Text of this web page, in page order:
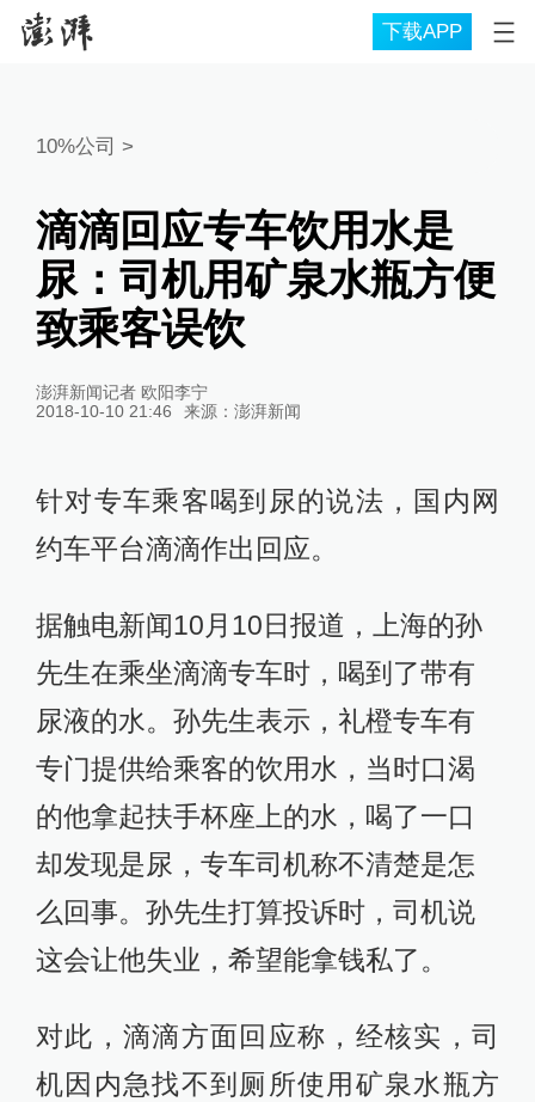
下载APP
10%公司 >
滴滴回应专车饮用水是
尿：司机用矿泉水瓶方便
致乘客误饮
澎湃新闻记者 欧阳李宁
2018-10-10 21:46
来源： 澎湃新闻
针对专车乘客喝到尿的说法，国内网
约车平台滴滴作出回应。
据触电新闻10月10日报道，上海的孙
先生在乘坐滴滴专车时，喝到了带有
尿液的水。孙先生表示，礼橙专车有
专门提供给乘客的饮用水，当时口渴
的他拿起扶手杯座上的水，喝了一口
却发现是尿，专车司机称不清楚是怎
么回事。孙先生打算投诉时，司机说
这会让他失业，希望能拿钱私了。
对此，滴滴方面回应称，经核实，司
机因内急找不到厕所使用矿泉水瓶方